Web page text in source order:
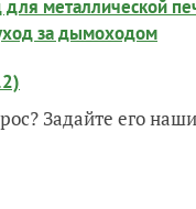
металлической
за дымоходом
Задайте его